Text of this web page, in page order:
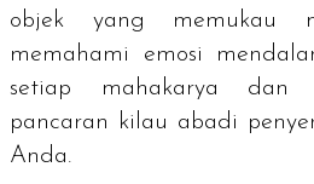
objek yang memukau
memahami emosi
setiap mahakarya dan
pancaran kilau abadi
Anda.